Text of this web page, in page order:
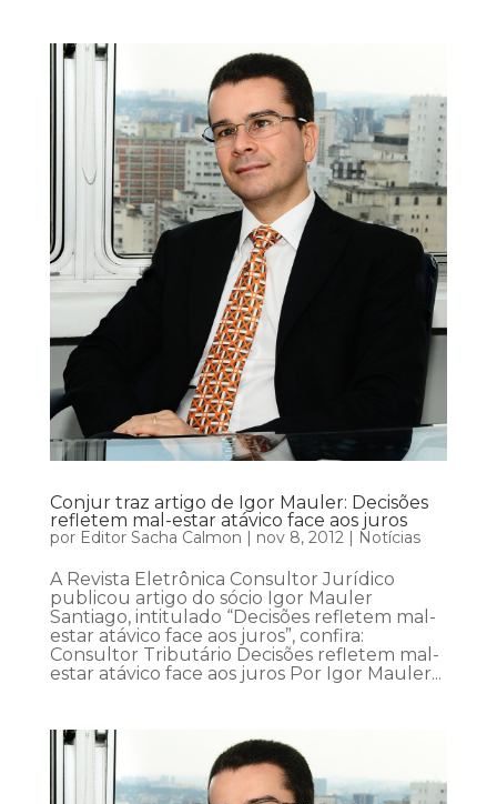
Conjur traz artigo de Igor Mauler: Decisões
refletem mal-estar atávico face aos juros
por Editor Sacha Calmon | nov 8, 2012| Notícias
A Revista Eletrônica Consultor Jurídico
publicou artigo do sócio Igor Mauler
Santiago, intitulado “Decisões refletem mal-
estar atávico face aos juros”, confira:
Consultor Tributário Decisões refletem mal-
estar atávico face aos juros Por Igor Mauler...